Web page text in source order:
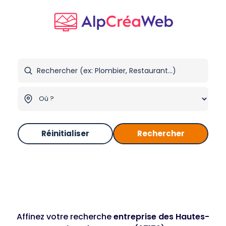
Réinitialiser Rechercher
Affinez votre rechercheentreprise des Hautes-